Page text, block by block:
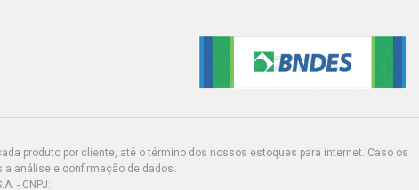
HATCH 1.6 8V EA111 GASOLINA (2002
produto por cliente, até o término dos nossos estoques para internet. Caso os
análise e confirmação de dados.
- CNPJ: